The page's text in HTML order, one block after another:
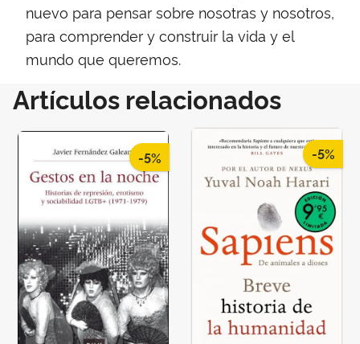
nuevo para pensar sobre nosotras y nosotros,
para comprender y construir la vida y el
mundo que queremos.
Artículos relacionados
-5% -5%